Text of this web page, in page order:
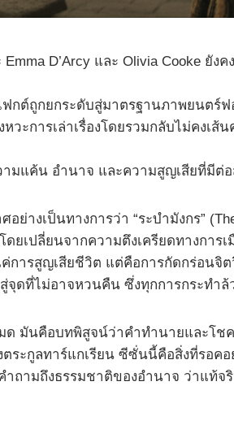
D’Arcy และ Olivia Cooke ยั
ฟกต์ถูกยกระดับสู่มาตรฐานภาพยนตร์
วะการเล่าเรื่องโดยรวมกลับไม่คงเ
มแค้น อำนาจ และความสูญเสียที่มีต่
ย่างเป็นทางการว่า “ระบำมังกร”
เปลี่ยนจากความตึงเครียดทางการ
ค่การสูญเสียชีวิต แต่คือการกัดกร่อ
จุดที่ไม่อาจหวนคืน ซึ่งทุกการกระทำ
มันคือบทพิสูจน์ว่าคำทำนายและโช
ะกูลทาร์แกเรียน ซีซั่นนี้คือสิ่งที่รอค
มถึงธรรมชาติของอำนาจ ว่าแท้จริ